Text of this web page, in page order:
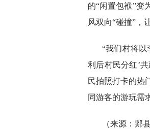
的“闲置包袱”变
风双向“碰撞”，
“我们村将以
利后村民分红’
民拍照打卡的热
同游客的游玩需
（来源：郏